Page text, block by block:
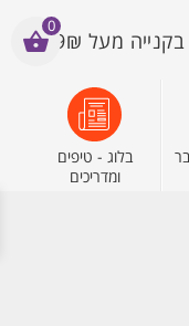
מעל 199₪
בלוג - טיפים
ומדריכים
0